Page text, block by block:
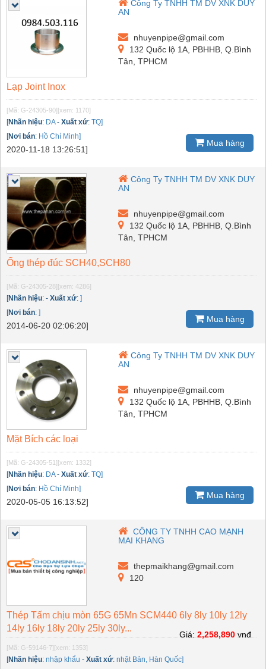
Công Ty TNHH TM DV XNK DUY
AN
nhuyenpipe@gmail.com
132 Quốc lộ 1A, PBHHB, Q.Bình
Tân, TPHCM
Lạp Joint Inox
[Mã: G-24305-90] [xem: 1170]
[Nhãn hiệu: DA- Xuất xứ: TQ]
[Nơi bán: Hồ Chí Minh]
2020-11-18 13:26:51]
Mua hàng
Công Ty TNHH TM DV XNK DUY
AN
nhuyenpipe@gmail.com
132 Quốc lộ 1A, PBHHB, Q.Bình
Tân, TPHCM
Ống thép đúc SCH40,SCH80
[Mã: G-24305-28] [xem: 4286]
[Nhãn hiệu: - Xuất xứ: ]
[Nơi bán: ]
2014-06-20 02:06:20]
Mua hàng
Công Ty TNHH TM DV XNK DUY
AN
nhuyenpipe@gmail.com
132 Quốc lộ 1A, PBHHB, Q.Bình
Tân, TPHCM
Mặt Bích các loại
[Mã: G-24305-51] [xem: 1332]
[Nhãn hiệu: DA- Xuất xứ: TQ]
[Nơi bán: Hồ Chí Minh]
2020-05-05 16:13:52]
Mua hàng
CÔNG TY TNHH CAO MẠNH
MAI KHANG
thepmaikhang@gmail.com
120
Thép Tấm chịu mòn 65G 65Mn SCM440 6ly 8ly 10ly 12ly
14ly 16ly 18ly 20ly 25ly 30ly...
[Mã: G-59146-7] [xem: 1353]
[Nhãn hiệu: nhập khẩu - Xuất xứ: nhật Bản, Hàn Quốc]
Giá:2,258,890vnđ